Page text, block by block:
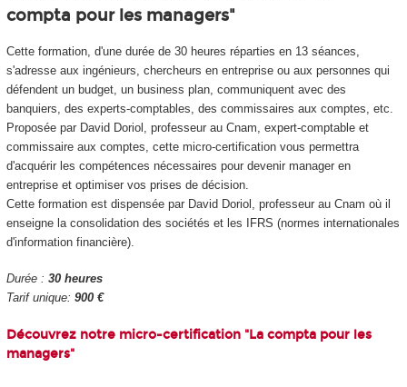
compta pour les managers"
Cette formation, d'une durée de 30 heures réparties en 13 séances,
s'adresse aux ingénieurs, chercheurs en entreprise ou aux personnes qui
défendent un budget, un business plan, communiquent avec des
banquiers, des experts-comptables, des commissaires aux comptes, etc.
Proposée par David Doriol, professeur au Cnam, expert-comptable et
commissaire aux comptes, cette micro-certification vous permettra
d'acquérir les compétences nécessaires pour devenir manager en
entreprise et optimiser vos prises de décision.
Cette formation est dispensée par David Doriol, professeur au Cnam où il
enseigne la consolidation des sociétés et les IFRS (normes internationales
d'information financière).
Durée : 30 heures
Tarif unique: 900 €
Découvrez notre micro-certification "La compta pour les
managers"